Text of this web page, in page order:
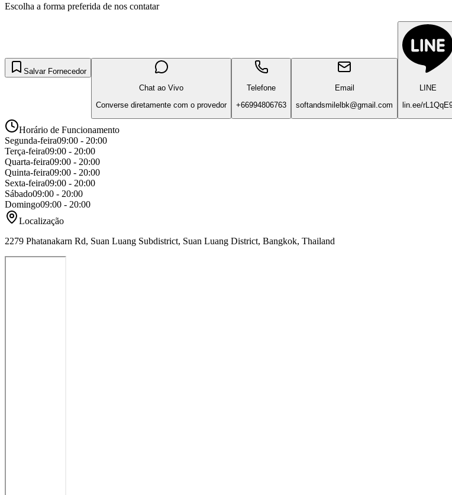
Escolha a forma preferida de nos contatar
Salvar Fornecedor
Chat ao Vivo
Converse diretamente com o provedor
Telefone
+66994806763
Email
softandsmilelbk@gmail.com
LINE
lin.ee/
Horário de Funcionamento
Segunda-feira09:00 - 20:00
Terça-feira09:00 - 20:00
Quarta-feira09:00 - 20:00
Quinta-feira09:00 - 20:00
Sexta-feira09:00 - 20:00
Sábado09:00 - 20:00
Domingo09:00 - 20:00
Localização
2279 Phatanakarn Rd, Suan Luang Subdistrict, Suan Luang District, Bangkok, Thailand